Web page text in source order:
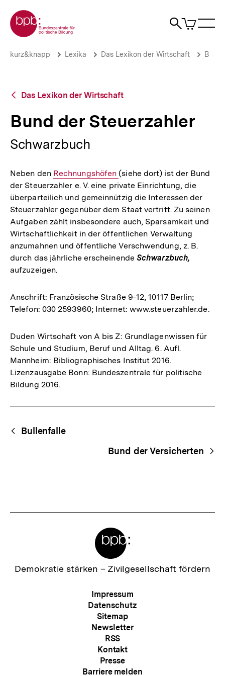
zum
Seiteninhalt
springen
Zur Startseite der bpb
Suche
Artikel
im
Bund
bpb.de
Brotkrümelnavigation
Pfadnavigation
kurz&knapp Lexika Das Lexikon der Wirtschaft B
Zurück
Übersicht
Das Lexikon der Wirtschaft
Bund der Steuerzahler
Schwarzbuch
Neben den Interner
Link:
Rechnungshöfen(siehe dort) ist der Bund
der Steuerzahler e. V. eine private Einrichtung, die
überparteilich und gemeinnützig die Interessen der
Steuerzahler gegenüber dem Staat vertritt. Zu seinen
Aufgaben zählt insbesondere auch, Sparsamkeit und
Wirtschaftlichkeit in der öffentlichen Verwaltung
anzumahnen und öffentliche Verschwendung, z. B.
durch das jährliche erscheinende Schwarzbuch,
aufzuzeigen.
Anschrift: Französische Straße 9-12, 10117 Berlin;
Telefon: 030 2593960; Internet: www.steuerzahler.de.
Duden Wirtschaft von A bis Z: Grundlagenwissen für
Schule und Studium, Beruf und Alltag. 6. Aufl.
Mannheim: Bibliographisches Institut 2016.
Lizenzausgabe Bonn: Bundeszentrale für politische
Bildung 2016.
Begriffsnavigation
Content-
Navigation
Bullenfalle
Bund der Versicherten
Zur
Demokratie stärken – Zivilgesellschaft fördern
Meta-
Navigation
Impressum
Datenschutz
Sitemap
Newsletter
RSS
Kontakt
Presse
Barriere melden